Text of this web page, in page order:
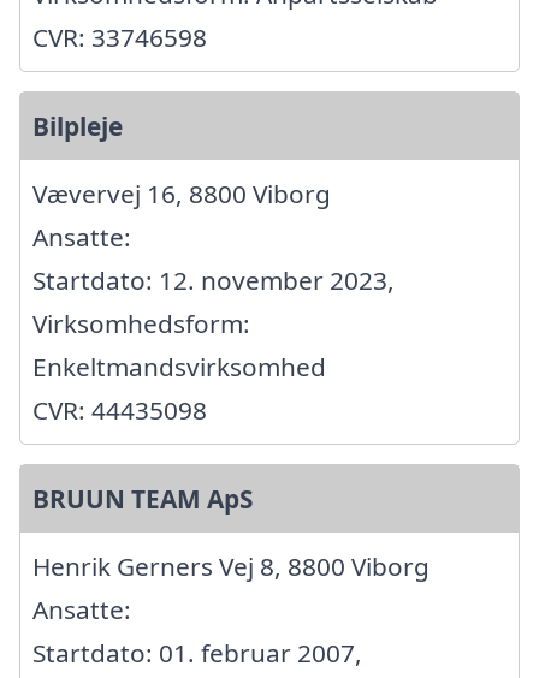
CVR: 33746598
Bilpleje
Vævervej 16, 8800 Viborg
Ansatte:
Startdato: 12. november 2023,
Virksomhedsform:
Enkeltmandsvirksomhed
CVR: 44435098
BRUUN TEAM ApS
Henrik Gerners Vej 8, 8800 Viborg
Ansatte:
Startdato: 01. februar 2007,